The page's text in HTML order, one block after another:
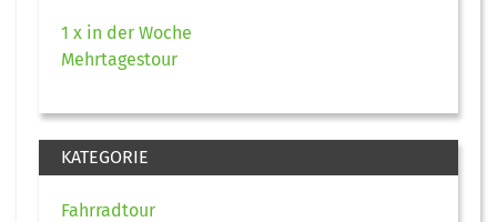
1 x in der Woche
Mehrtagestour
KATEGORIE
Fahrradtour